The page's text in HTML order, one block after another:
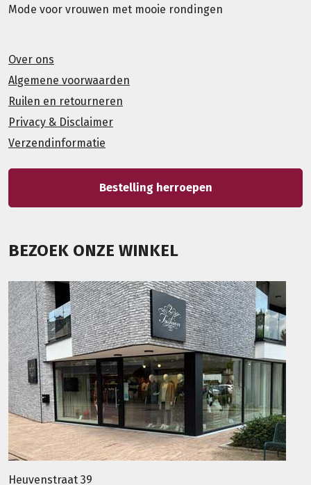
Mode voor vrouwen met mooie rondingen
Over ons
Algemene voorwaarden
Ruilen en retourneren
Privacy & Disclaimer
Verzendinformatie
Bestelling herroepen
BEZOEK ONZE WINKEL
Heuvenstraat 39